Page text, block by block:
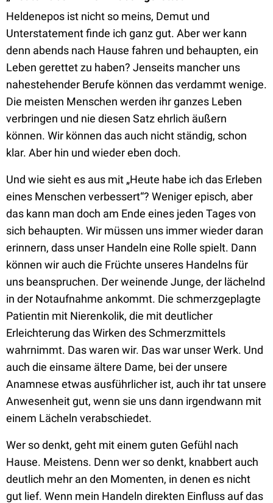
Heldenepos ist nicht so meins, Demut und
Unterstatement finde ich ganz gut. Aber wer kann
denn abends nach Hause fahren und behaupten, ein
Leben gerettet zu haben? Jenseits mancher uns
nahestehender Berufe können das verdammt wenige.
Die meisten Menschen werden ihr ganzes Leben
verbringen und nie diesen Satz ehrlich äußern
können. Wir können das auch nicht ständig, schon
klar. Aber hin und wieder eben doch.
Und wie sieht es aus mit „Heute habe ich das Erleben
eines Menschen verbessert“? Weniger episch, aber
das kann man doch am Ende eines jeden Tages von
sich behaupten. Wir müssen uns immer wieder daran
erinnern, dass unser Handeln eine Rolle spielt. Dann
können wir auch die Früchte unseres Handelns für
uns beanspruchen. Der weinende Junge, der lächelnd
in der Notaufnahme ankommt. Die schmerzgeplagte
Patientin mit Nierenkolik, die mit deutlicher
Erleichterung das Wirken des Schmerzmittels
wahrnimmt. Das waren wir. Das war unser Werk. Und
auch die einsame ältere Dame, bei der unsere
Anamnese etwas ausführlicher ist, auch ihr tat unsere
Anwesenheit gut, wenn sie uns dann irgendwann mit
einem Lächeln verabschiedet.
Wer so denkt, geht mit einem guten Gefühl nach
Hause. Meistens. Denn wer so denkt, knabbert auch
deutlich mehr an den Momenten, in denen es nicht
gut lief. Wenn mein Handeln direkten Einfluss auf das